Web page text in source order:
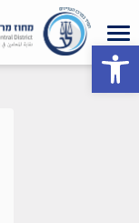
פתח סרגל נגישות